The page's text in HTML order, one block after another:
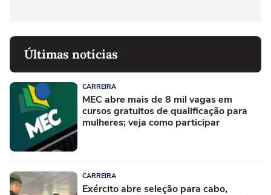
Últimas notícias
CARREIRA
MEC abre mais de 8 mil vagas em
cursos gratuitos de qualificação para
mulheres; veja como participar
CARREIRA
Exército abre seleção para cabo,